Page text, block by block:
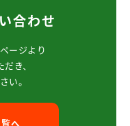
合わせ
ージより
き、
い。
へ